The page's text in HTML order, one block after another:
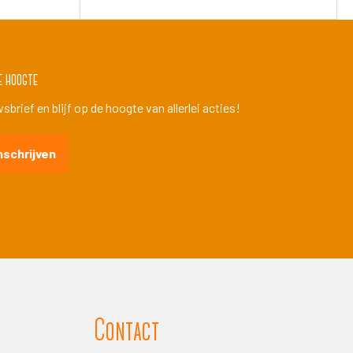
hoogte
en blijf op de hoogte van allerlei acties!
Contact